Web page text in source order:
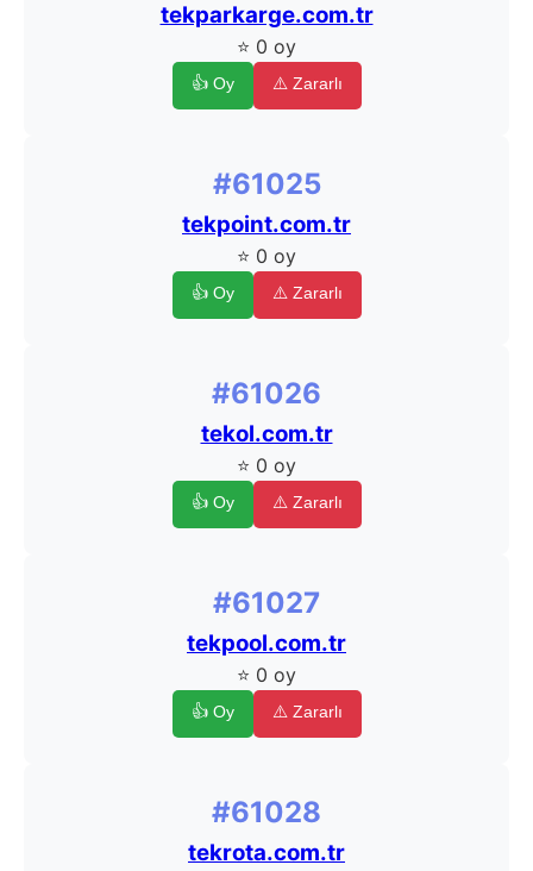
tekparkarge.com.tr
⭐ 0 oy
👍 Oy ⚠️ Zararlı
#61025
tekpoint.com.tr
⭐ 0 oy
👍 Oy ⚠️ Zararlı
#61026
tekol.com.tr
⭐ 0 oy
👍 Oy ⚠️ Zararlı
#61027
tekpool.com.tr
⭐ 0 oy
👍 Oy ⚠️ Zararlı
#61028
tekrota.com.tr